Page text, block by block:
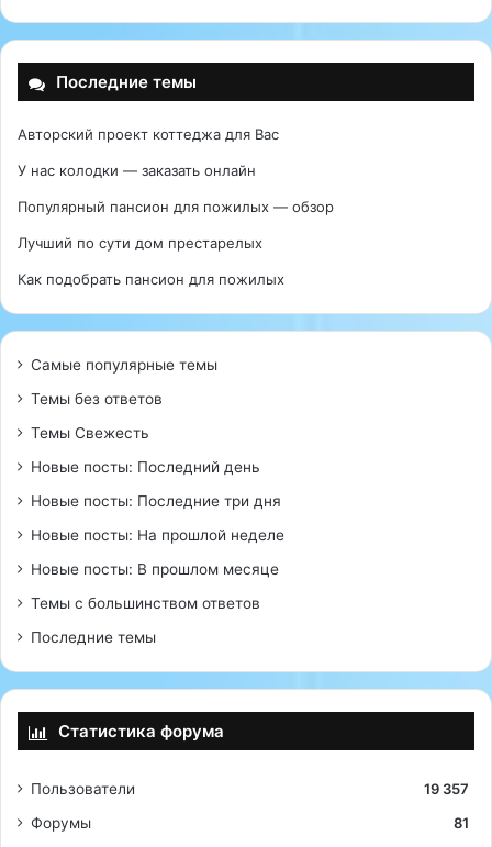
Последние темы
Авторский проект коттеджа для Вас
У нас колодки — заказать онлайн
Популярный пансион для пожилых — обзор
Лучший по сути дом престарелых
Как подобрать пансион для пожилых
Самые популярные темы
Темы без ответов
Темы Свежесть
Новые посты: Последний день
Новые посты: Последние три дня
Новые посты: На прошлой неделе
Новые посты: В прошлом месяце
Темы с большинством ответов
Последние темы
Статистика форума
Пользователи
19 357
Форумы
81